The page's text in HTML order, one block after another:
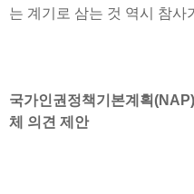
는 계기로 삼는 것 역시 참사
국가인권정책기본계획
체 의견 제안